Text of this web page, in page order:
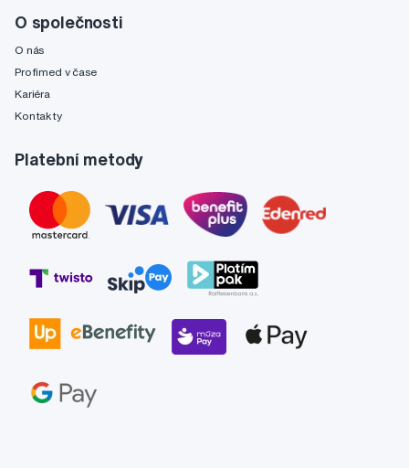
O společnosti
O nás
Profimed v čase
Kariéra
Kontakty
Platební metody